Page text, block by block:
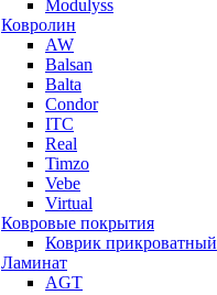
Modulyss
Ковролин
AW
Balsan
Balta
Condor
ITC
Real
Timzo
Vebe
Virtual
Ковровые покрытия
Коврик прикроватный
Ламинат
AGT